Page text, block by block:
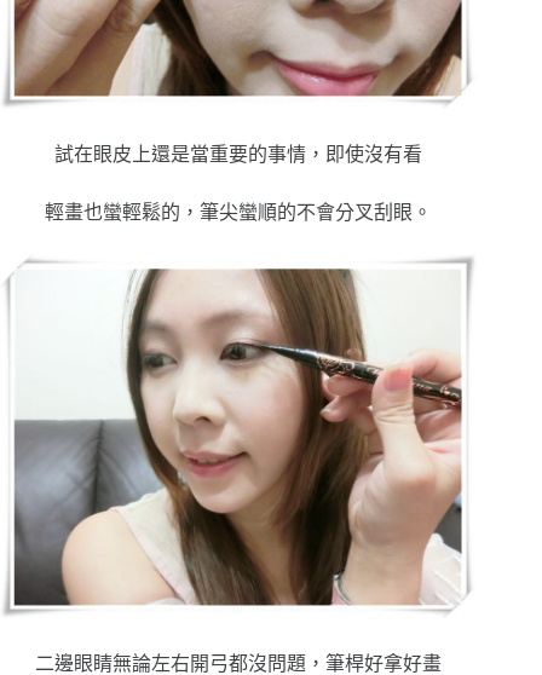
試在眼皮上還是當重要的事情，即使沒有看
輕畫也蠻輕鬆的，筆尖蠻順的不會分叉刮眼。
二邊眼睛無論左右開弓都沒問題，筆桿好拿好畫